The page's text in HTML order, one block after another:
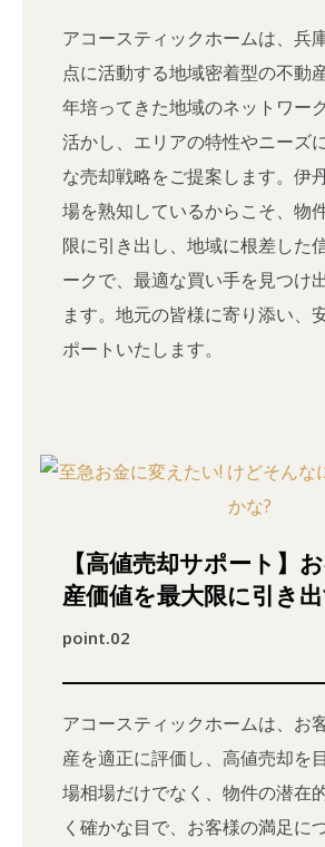
アコースティックホームは、兵
点に活動する地域密着型の不動
年培ってきた地域のネットワー
活かし、エリアの特性やニーズ
な売却戦略をご提案します。伊
場を熟知しているからこそ、物
限に引き出し、地域に根差した
ークで、最適な買い手を見つけ
ます。地元の皆様に寄り添い、
ポートいたします。
【高値売却サポート】
産価値を最大限に引き
point.02
アコースティックホームは、お
産を適正に評価し、高値売却を
場相場だけでなく、物件の潜在
く確かな目で、お客様の満足に